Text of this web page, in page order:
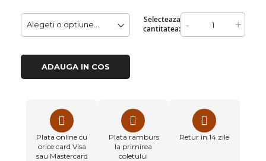
Selecteaza
cantitatea: - +
ADAUGA IN COS
Plata online cu
orice card Visa
sau Mastercard
Plata ramburs
la primirea
coletului
Retur in 14 zile